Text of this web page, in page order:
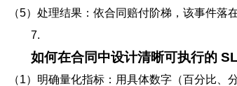
（5）处理结果：依合同赔付阶梯，该事件
7.
如何在合同中设计清晰可执行的
（1）明确量化指标：用具体数字（百分比、